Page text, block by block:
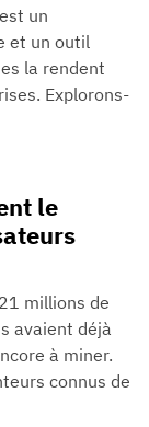
un
et un outil
la rendent
Explorons-
le
millions de
avaient déjà
à miner.
connus de